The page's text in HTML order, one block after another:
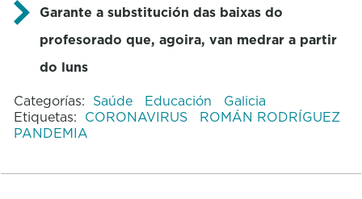
Garante a substitución das baixas do
profesorado que, agoira, van medrar a partir
do luns
Categorías: Saúde Educación
Galicia
Etiquetas: CORONAVIRUS
ROMÁN RODRÍGUEZ
PANDEMIA